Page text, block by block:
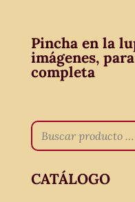
Pincha en la
imágenes,
completa
CATÁLOGO